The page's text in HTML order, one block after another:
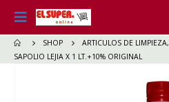
SHOP ARTICULOS DE LIMPIEZA,
SAPOLIO LEJIA X 1 LT.+10% ORIGINAL